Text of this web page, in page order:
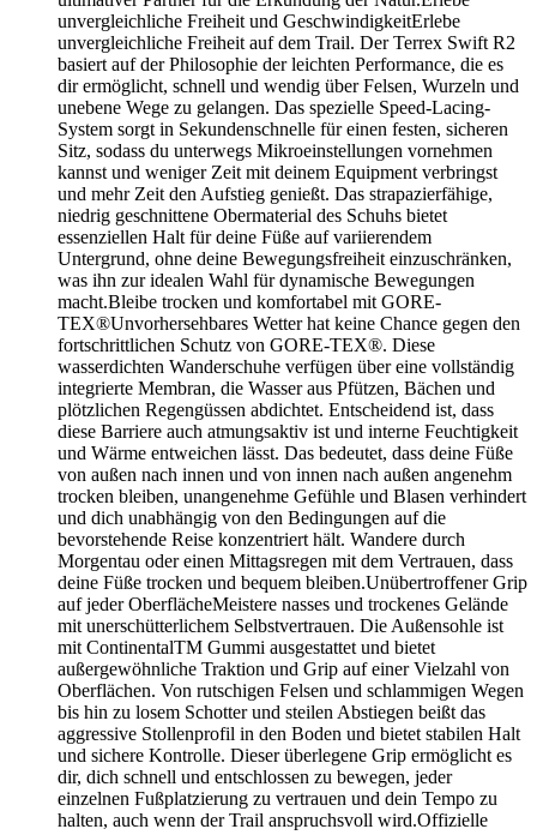
unvergleichliche Freiheit und GeschwindigkeitErlebe
unvergleichliche Freiheit auf dem Trail. Der Terrex Swift R2
basiert auf der Philosophie der leichten Performance, die es
dir ermöglicht, schnell und wendig über Felsen, Wurzeln und
unebene Wege zu gelangen. Das spezielle Speed-Lacing-
System sorgt in Sekundenschnelle für einen festen, sicheren
Sitz, sodass du unterwegs Mikroeinstellungen vornehmen
kannst und weniger Zeit mit deinem Equipment verbringst
und mehr Zeit den Aufstieg genießt. Das strapazierfähige,
niedrig geschnittene Obermaterial des Schuhs bietet
essenziellen Halt für deine Füße auf variierendem
Untergrund, ohne deine Bewegungsfreiheit einzuschränken,
was ihn zur idealen Wahl für dynamische Bewegungen
macht.Bleibe trocken und komfortabel mit GORE-
TEX®Unvorhersehbares Wetter hat keine Chance gegen den
fortschrittlichen Schutz von GORE-TEX®. Diese
wasserdichten Wanderschuhe verfügen über eine vollständig
integrierte Membran, die Wasser aus Pfützen, Bächen und
plötzlichen Regengüssen abdichtet. Entscheidend ist, dass
diese Barriere auch atmungsaktiv ist und interne Feuchtigkeit
und Wärme entweichen lässt. Das bedeutet, dass deine Füße
von außen nach innen und von innen nach außen angenehm
trocken bleiben, unangenehme Gefühle und Blasen verhindert
und dich unabhängig von den Bedingungen auf die
bevorstehende Reise konzentriert hält. Wandere durch
Morgentau oder einen Mittagsregen mit dem Vertrauen, dass
deine Füße trocken und bequem bleiben.Unübertroffener Grip
auf jeder OberflächeMeistere nasses und trockenes Gelände
mit unerschütterlichem Selbstvertrauen. Die Außensohle ist
mit ContinentalTM Gummi ausgestattet und bietet
außergewöhnliche Traktion und Grip auf einer Vielzahl von
Oberflächen. Von rutschigen Felsen und schlammigen Wegen
bis hin zu losem Schotter und steilen Abstiegen beißt das
aggressive Stollenprofil in den Boden und bietet stabilen Halt
und sichere Kontrolle. Dieser überlegene Grip ermöglicht es
dir, dich schnell und entschlossen zu bewegen, jeder
einzelnen Fußplatzierung zu vertrauen und dein Tempo zu
halten, auch wenn der Trail anspruchsvoll wird.Offizielle